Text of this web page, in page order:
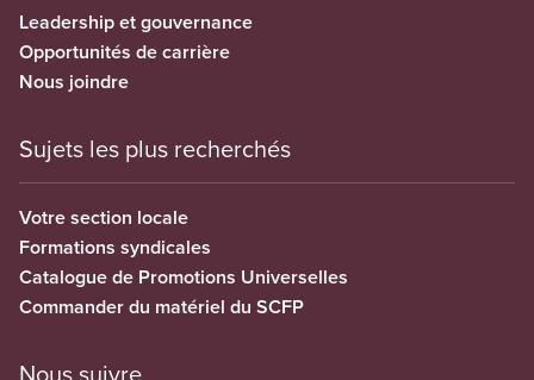
Leadership et gouvernance
Opportunités de carrière
Nous joindre
Sujets les plus recherchés
Votre section locale
Formations syndicales
Catalogue de Promotions Universelles
Commander du matériel du SCFP